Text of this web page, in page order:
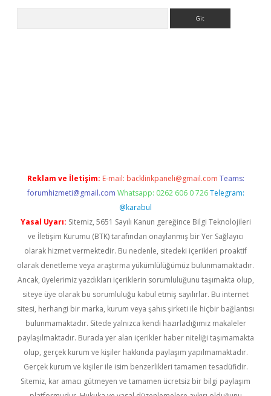
Reklam ve İletişim: E-mail: backlinkpaneli@gmail.com Teams:
forumhizmeti@gmail.com Whatsapp: 0262 606 0 726 Telegram:
@karabul
Yasal Uyarı: Sitemiz, 5651 Sayılı Kanun gereğince Bilgi Teknolojileri
ve İletişim Kurumu (BTK) tarafından onaylanmış bir Yer Sağlayıcı
olarak hizmet vermektedir. Bu nedenle, sitedeki içerikleri proaktif
olarak denetleme veya araştırma yükümlülüğümüz bulunmamaktadır.
Ancak, üyelerimiz yazdıkları içeriklerin sorumluluğunu taşımakta olup,
siteye üye olarak bu sorumluluğu kabul etmiş sayılırlar. Bu internet
sitesi, herhangi bir marka, kurum veya şahıs şirketi ile hiçbir bağlantısı
bulunmamaktadır. Sitede yalnızca kendi hazırladığımız makaleler
paylaşılmaktadır. Burada yer alan içerikler haber niteliği taşımamakta
olup, gerçek kurum ve kişiler hakkında paylaşım yapılmamaktadır.
Gerçek kurum ve kişiler ile isim benzerlikleri tamamen tesadüfidir.
Sitemiz, kar amacı gütmeyen ve tamamen ücretsiz bir bilgi paylaşım